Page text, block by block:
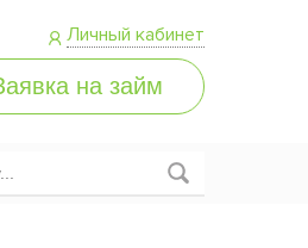
Личный кабинет